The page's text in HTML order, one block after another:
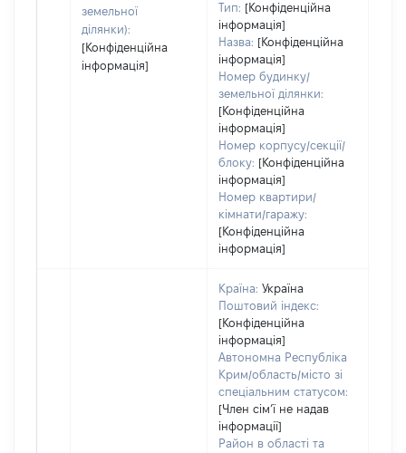
земельної
ділянки):
[Конфіденційна
інформація]
Тип: [Конфіденційна
інформація]
Назва: [Конфіденційна
інформація]
Номер будинку/
земельної ділянки:
[Конфіденційна
інформація]
Номер корпусу/секції/
блоку: [Конфіденційна
інформація]
Номер квартири/
кімнати/гаражу:
[Конфіденційна
інформація]
Країна: Україна
Поштовий індекс:
[Конфіденційна
інформація]
Автономна Республіка
Крим/область/місто зі
спеціальним статусом:
[Член сімʼї не надав
інформації]
Район в області та